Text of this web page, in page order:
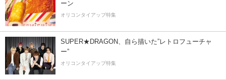
ーン
オリコンタイアップ特集
SUPER★DRAGON、自ら描いた”レトロフューチャ
ー”
オリコンタイアップ特集